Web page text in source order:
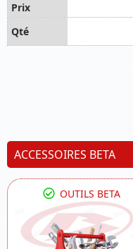
ACCESSOIRES BETA
OUTILS BETA